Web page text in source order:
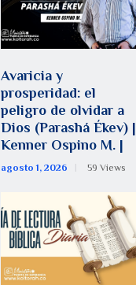
Avaricia y
prosperidad: el
peligro de olvidar a
Dios (Parashá Ékev) |
Kenner Ospino M. |
agosto 1, 2026 59 Views